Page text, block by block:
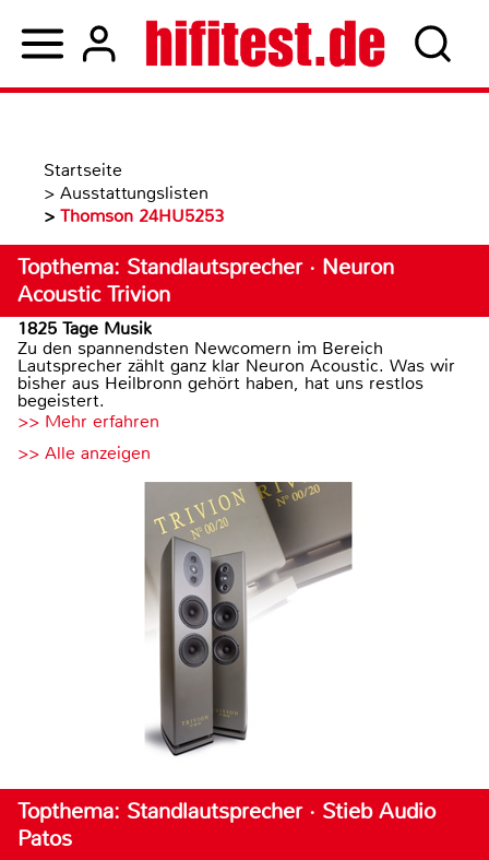
Startseite
> Ausstattungslisten
> Thomson 24HU5253
Topthema: Standlautsprecher · Neuron
Acoustic Trivion
1825 Tage Musik
Zu den spannendsten Newcomern im Bereich
Lautsprecher zählt ganz klar Neuron Acoustic. Was wir
bisher aus Heilbronn gehört haben, hat uns restlos
begeistert.
>> Mehr erfahren
>> Alle anzeigen
Topthema: Standlautsprecher · Stieb Audio
Patos